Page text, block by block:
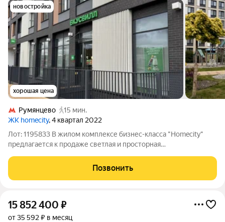
новостройка
хорошая цена
Румянцево
15 мин.
ЖК homecity, 4 квартал 2022
Лот: 1195833 В жилом комплексе бизнес-класса "Homecity"
предлагается к продаже светлая и просторная
метра) потолками; кухня-гостиная 18 метров, комната 15
метров, совмещенный санузел, большие окна
Позвонить
15 852 400 ₽
от 35 592 ₽ в месяц